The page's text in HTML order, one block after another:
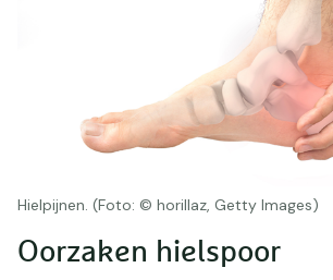
Hielpijnen. (Foto: © horillaz, Getty Images)
Oorzaken hielspoor